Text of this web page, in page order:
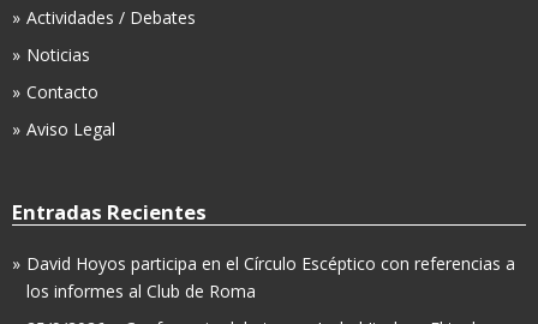
Actividades / Debates
Noticias
Contacto
Aviso Legal
Entradas Recientes
David Hoyos participa en el Círculo Escéptico con referencias a
los informes al Club de Roma